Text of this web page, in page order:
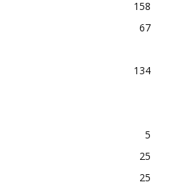
158
67
134
5
25
25